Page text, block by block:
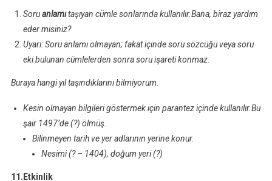
Soruanlamıtaşıyan cümle sonlarında kullanılır.Bana, biraz yardım
eder misiniz?
Uyarı:Soru anlamı olmayan; fakat içinde soru sözcüğü veya soru
eki bulunan cümlelerden sonra soru işareti konmaz.
Buraya hangi yıl taşındıklarını bilmiyorum.
Kesin olmayan bilgileri göstermek için parantez içinde kullanılır.Bu
şair 1497’de (?) ölmüş.
Bilinmeyen tarih ve yer adlarının yerine konur.
Nesimi (? – 1404), doğum yeri (?)
11.Etkinlik